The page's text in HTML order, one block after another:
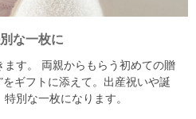
な一枚に
す。
両親からもらう初めての贈
ギフトに添えて。 出産祝いや誕
別な一枚になります。